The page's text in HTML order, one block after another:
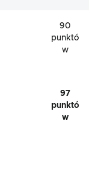
90
punktó
w
97
punktó
w